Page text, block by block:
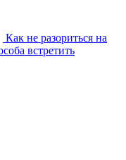
Как не разориться на
встретить